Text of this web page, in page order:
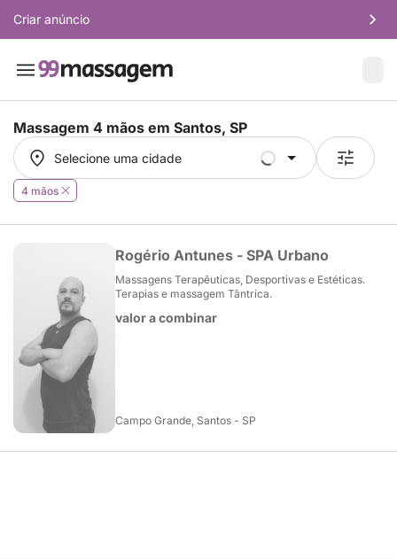
Criar anúncio
Massagem 4 mãos em Santos, SP
Selecione uma cidade
Selecione uma cidade
4 mãos
Rogério Antunes - SPA Urbano
Massagens Terapêuticas, Desportivas e Estéticas.
Terapias e massagem Tântrica.
valor a combinar
Campo Grande, Santos - SP